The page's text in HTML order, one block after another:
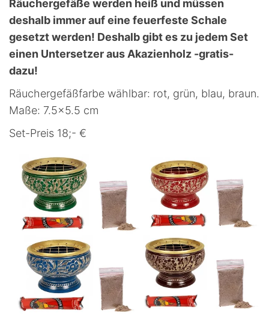
Räuchergefäße werden heiß und müssen
deshalb immer auf eine feuerfeste Schale
gesetzt werden! Deshalb gibt es zu jedem Set
einen Untersetzer aus Akazienholz -gratis-
dazu!
Räuchergefäßfarbe wählbar: rot, grün, blau, braun.
Maße: 7.5×5.5 cm
Set-Preis 18;- €